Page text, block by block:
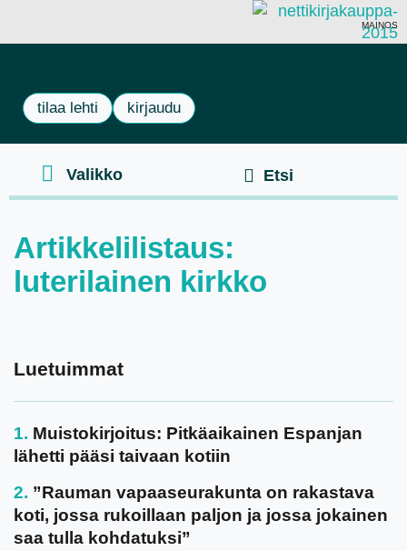
MAINOS
tilaa lehti kirjaudu
Artikkelilistaus:
luterilainen kirkko
Luetuimmat
Muistokirjoitus: Pitkäaikainen Espanjan
lähetti pääsi taivaan kotiin
”Rauman vapaaseurakunta on rakastava
koti, jossa rukoillaan paljon ja jossa jokainen
saa tulla kohdatuksi”